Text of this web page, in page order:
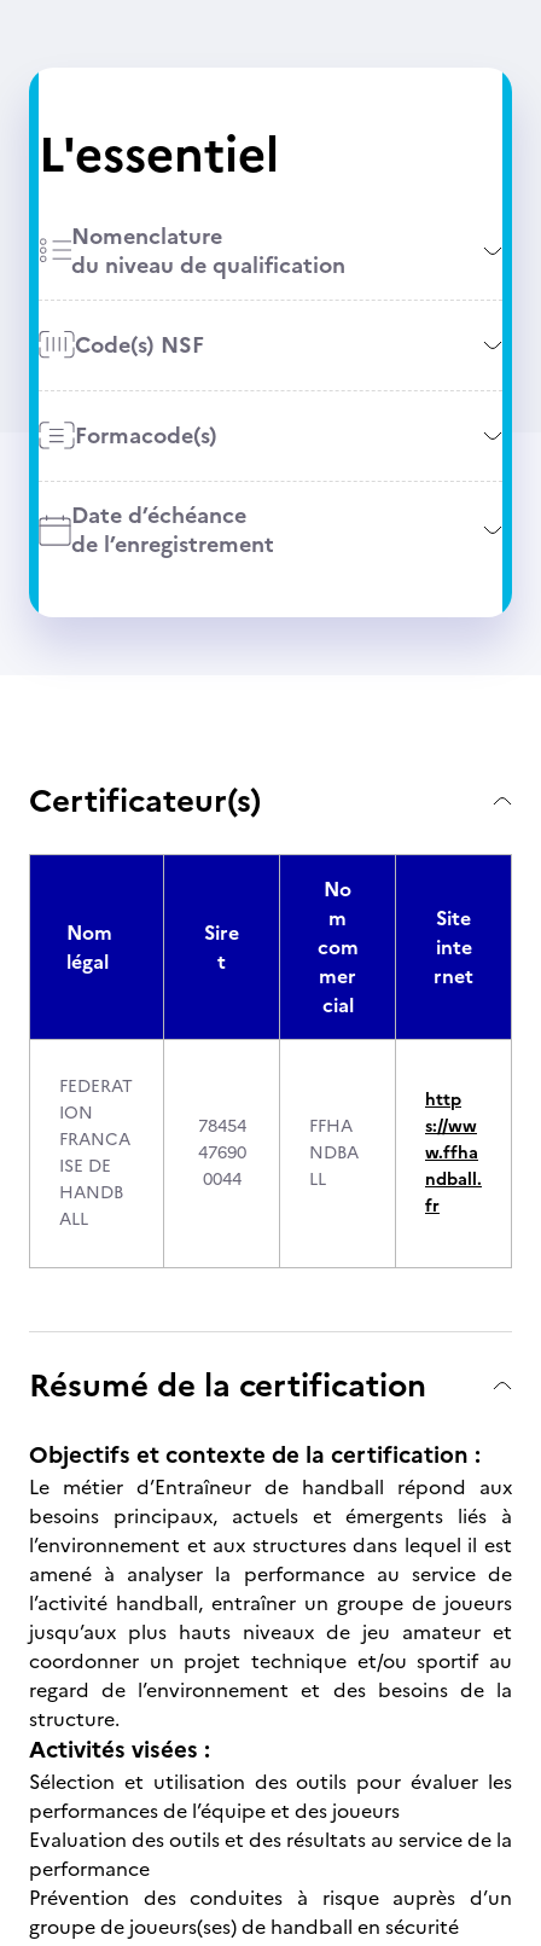
L'essentiel
Nomenclature
du niveau de qualification
Code(s) NSF
Formacode(s)
Date d’échéance
de l’enregistrement
Certificateur(s)
Nom
légal
Sire
t
No
m
com
mer
cial
Site
inte
rnet
FEDERAT
ION
FRANCA
ISE DE
HANDB
ALL
78454
47690
0044
FFHA
NDBA
LL
http
s://ww
w.ffha
ndball.
fr
Résumé de la certification
Objectifs et contexte de la certification :
Le métier d’Entraîneur de handball répond aux
besoins principaux, actuels et émergents liés à
l’environnement et aux structures dans lequel il est
amené à analyser la performance au service de
l’activité handball, entraîner un groupe de joueurs
jusqu’aux plus hauts niveaux de jeu amateur et
coordonner un projet technique et/ou sportif au
regard de l’environnement et des besoins de la
structure.
Activités visées :
Sélection et utilisation des outils pour évaluer les
performances de l’équipe et des joueurs
Evaluation des outils et des résultats au service de la
performance
Prévention des conduites à risque auprès d’un
groupe de joueurs(ses) de handball en sécurité